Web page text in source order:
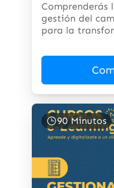
Comprenderás
gestión del
para la
90 Minutos